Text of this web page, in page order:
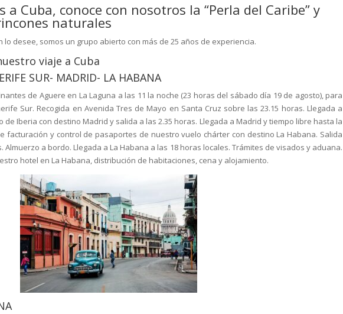
a Cuba, conoce con nosotros la “Perla del Caribe” y
naturales
desee, somos un grupo abierto con más de 25 años de experiencia.
viaje a Cuba
SUR- MADRID- LA HABANA
de Aguere en La Laguna a las 11 la noche (23 horas del sábado día 19 de agosto), para
Sur. Recogida en Avenida Tres de Mayo en Santa Cruz sobre las 23.15 horas. Llegada a
Iberia con destino Madrid y salida a las 2.35 horas. Llegada a Madrid y tiempo libre hasta la
facturación y control de pasaportes de nuestro vuelo chárter con destino La Habana. Salida
Almuerzo a bordo. Llegada a La Habana a las 18 horas locales. Trámites de visados y aduana.
hotel en La Habana, distribución de habitaciones, cena y alojamiento.